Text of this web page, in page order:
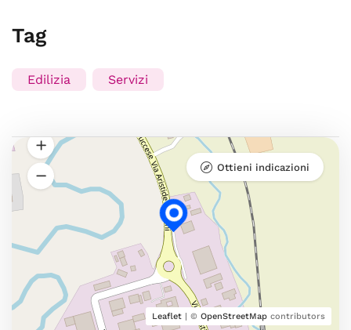
Tag
Edilizia Servizi
Leaflet | © OpenStreetMap contributors
Ottieni indicazioni